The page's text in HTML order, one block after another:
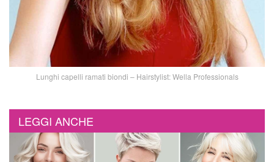
Lunghi capelli ramati biondi – Hairstylist: Wella Professionals
LEGGI ANCHE